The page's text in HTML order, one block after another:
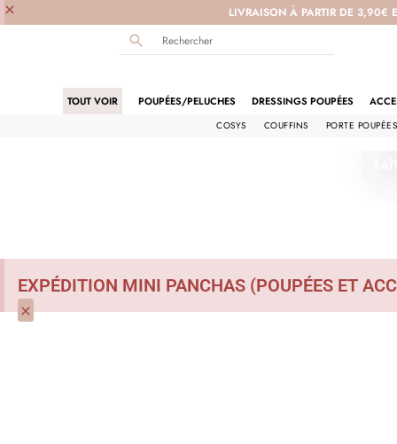
LIVRAISON À PARTIR DE 3,90€
×
TOUT VOIR POUPÉES/PELUCHES DRESSINGS POUPÉES
COSYS COUFFINS PORTE POUPÉES
EXPÉDITION MINI PANCHAS (POUPÉES ET
×